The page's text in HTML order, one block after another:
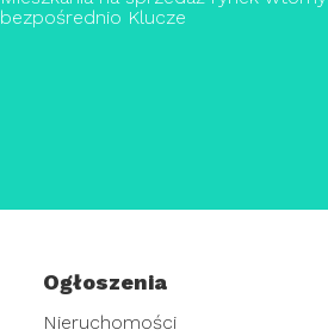
bezpośrednio Klucze
Ogłoszenia
Nieruchomości